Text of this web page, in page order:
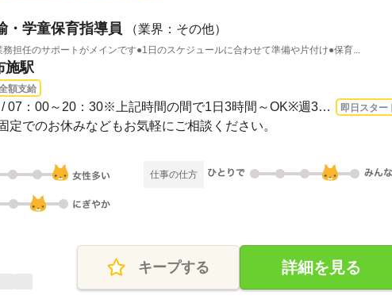
・学童保育指導員 （業界：その他）
担任のサポートがメインです●1日のスケジュールに合わせて準備や片付け●保育...
施駅
額支給
1ヵ月～3ヵ月 即日〜 / 07：00～20：30※上記時間の間で1日3時間～OK※週3日～※残業はほ... 即日スター
定でのお休みなどもお気軽にご相談ください。
仕事の仕方
キープする 詳細を見る